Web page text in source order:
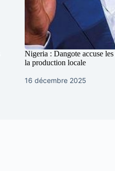
Nigeria : Dangote accuse
la production locale
16 décembre 2025